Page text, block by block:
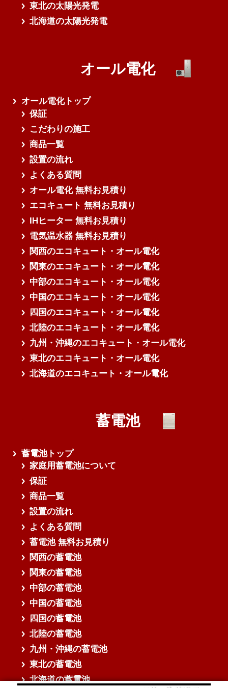
東北の太陽光発電
北海道の太陽光発電
オール電化
オール電化トップ
保証
こだわりの施工
商品一覧
設置の流れ
よくある質問
オール電化 無料お見積り
エコキュート 無料お見積り
IHヒーター 無料お見積り
電気温水器 無料お見積り
関西のエコキュート・オール電化
関東のエコキュート・オール電化
中部のエコキュート・オール電化
中国のエコキュート・オール電化
四国のエコキュート・オール電化
北陸のエコキュート・オール電化
九州・沖縄のエコキュート・オール電化
東北のエコキュート・オール電化
北海道のエコキュート・オール電化
蓄電池
蓄電池トップ
家庭用蓄電池について
保証
商品一覧
設置の流れ
よくある質問
蓄電池 無料お見積り
関西の蓄電池
関東の蓄電池
中部の蓄電池
中国の蓄電池
四国の蓄電池
北陸の蓄電池
九州・沖縄の蓄電池
東北の蓄電池
北海道の蓄電池